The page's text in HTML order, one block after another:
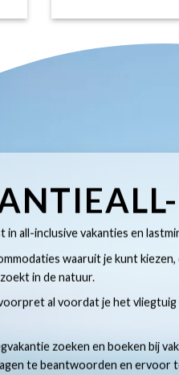
in all-inclusive vakanties en
waaruit je kunt
in de natuur.
al voordat je het
zoeken en boeken bij
te beantwoorden en ervoor